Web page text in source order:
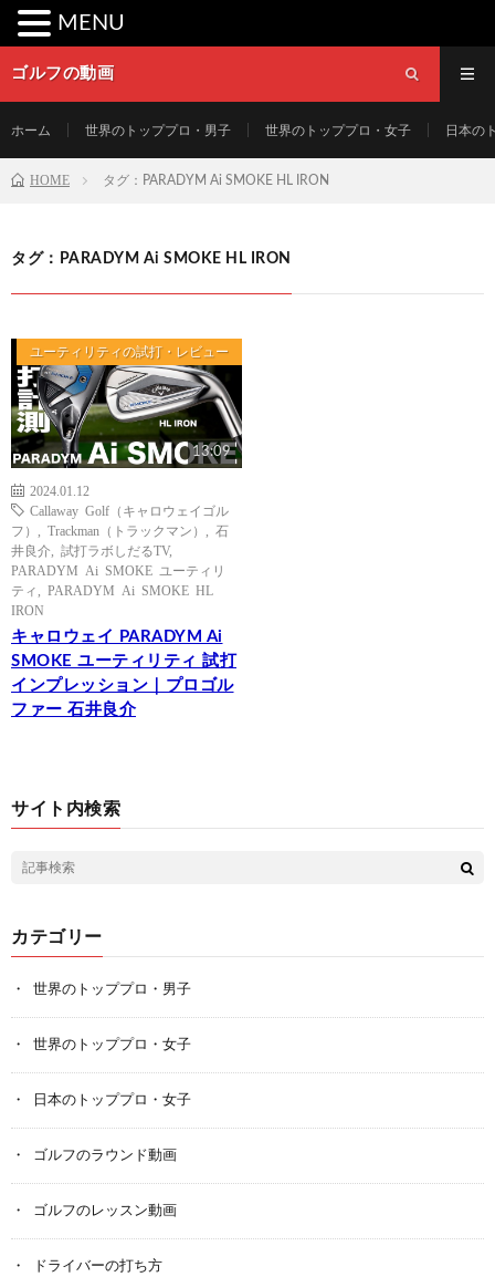
ゴルフの動画
ホーム 世界のトッププロ・男子 世界のトッププロ・女子 日本の
HOME タグ：PARADYM Ai SMOKE HL IRON
タグ：PARADYM Ai SMOKE HL IRON
ユーティリティの試打・レビュー
13:09
2024.01.12
Callaway Golf（キャロウェイゴル
フ）
Trackman（トラックマン）
石
井良介
試打ラボしだるTV,
PARADYM Ai SMOKE ユーティリ
ティ
PARADYM Ai SMOKE HL
IRON
キャロウェイ PARADYM Ai
SMOKE ユーティリティ 試打
インプレッション｜プロゴル
ファー 石井良介
サイト内検索
カテゴリー
世界のトッププロ・男子
世界のトッププロ・女子
日本のトッププロ・女子
ゴルフのラウンド動画
ゴルフのレッスン動画
ドライバーの打ち方
MENU